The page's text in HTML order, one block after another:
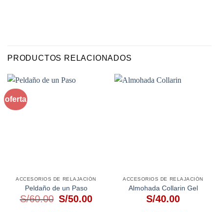
PRODUCTOS RELACIONADOS
oferta
ACCESORIOS DE RELAJACIÓN
Peldaño de un Paso
S/60.00 El
S/50.00El
ACCESORIOS DE RELAJACIÓN
Almohada Collarin Gel
S/40.00